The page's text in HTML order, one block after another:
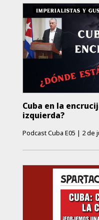
Cuba en la
izquierda?
Podcast Cuba E05 | 2 de